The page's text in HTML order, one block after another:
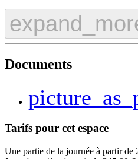
Documents
Tarifs pour cet espace
Une partie de la journée à partir de